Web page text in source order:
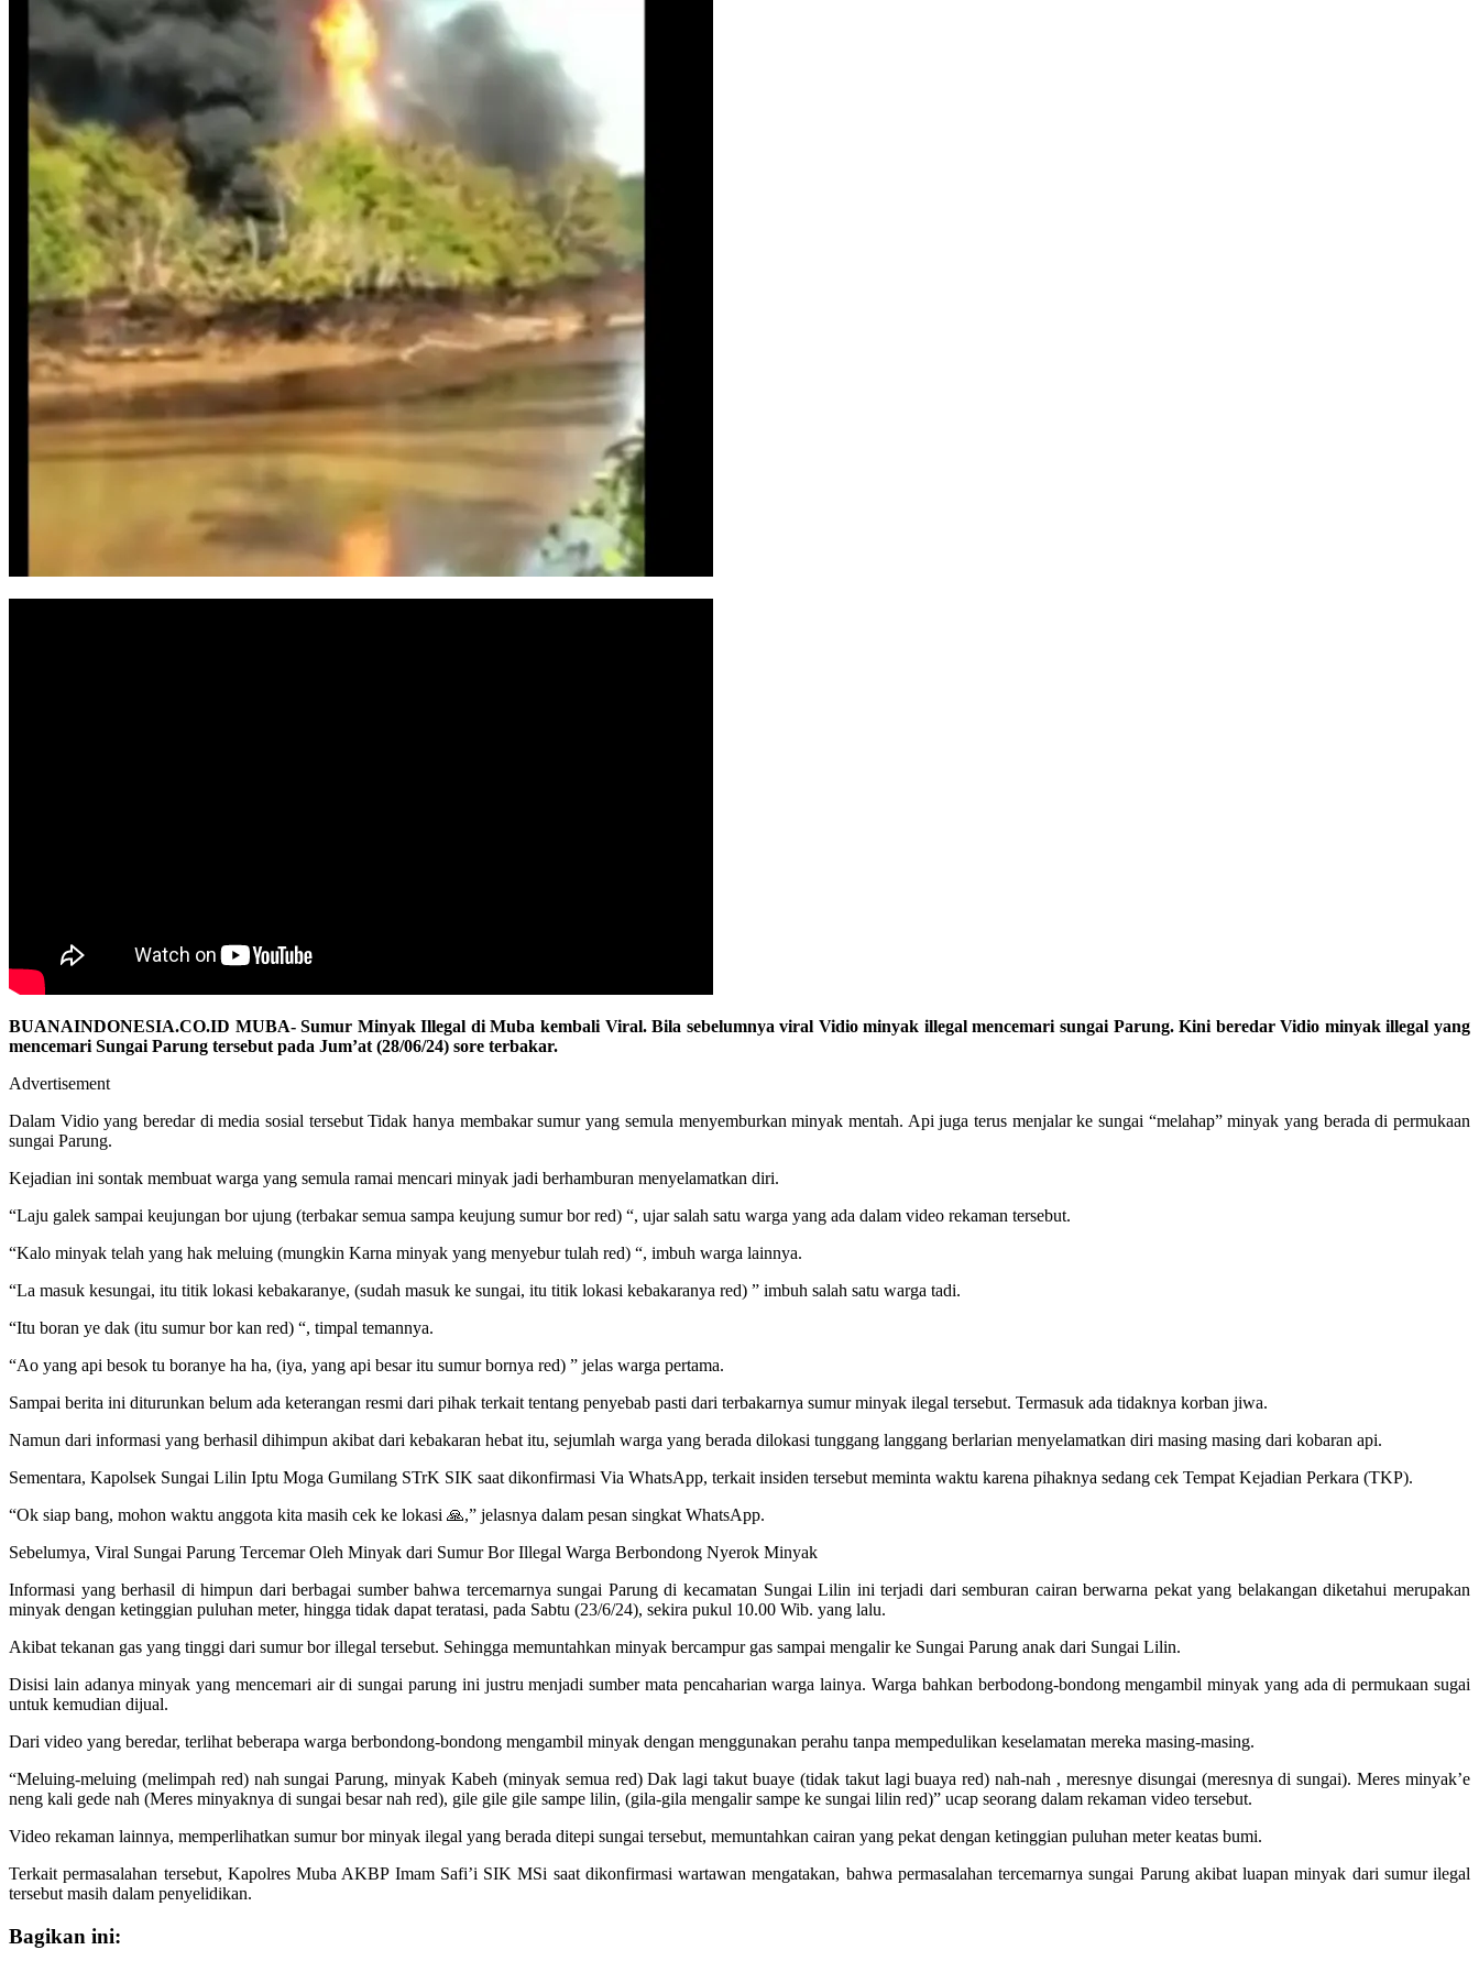
BUANAINDONESIA.CO.ID MUBA- Sumur Minyak Illegal di Muba kembali Viral. Bila sebelumnya viral Vidio minyak illegal mencemari sungai Parung. Kini beredar Vidio minyak illegal yang
mencemari Sungai Parung tersebut pada Jum’at (28/06/24) sore terbakar.
Advertisement
Dalam Vidio yang beredar di media sosial tersebut Tidak hanya membakar sumur yang semula menyemburkan minyak mentah. Api juga terus menjalar ke sungai “melahap” minyak yang berada di permukaan
sungai Parung.
Kejadian ini sontak membuat warga yang semula ramai mencari minyak jadi berhamburan menyelamatkan diri.
“Laju galek sampai keujungan bor ujung (terbakar semua sampa keujung sumur bor red) “, ujar salah satu warga yang ada dalam video rekaman tersebut.
“Kalo minyak telah yang hak meluing (mungkin Karna minyak yang menyebur tulah red) “, imbuh warga lainnya.
“La masuk kesungai, itu titik lokasi kebakaranye, (sudah masuk ke sungai, itu titik lokasi kebakaranya red) ” imbuh salah satu warga tadi.
“Itu boran ye dak (itu sumur bor kan red) “, timpal temannya.
“Ao yang api besok tu boranye ha ha, (iya, yang api besar itu sumur bornya red) ” jelas warga pertama.
Sampai berita ini diturunkan belum ada keterangan resmi dari pihak terkait tentang penyebab pasti dari terbakarnya sumur minyak ilegal tersebut. Termasuk ada tidaknya korban jiwa.
Namun dari informasi yang berhasil dihimpun akibat dari kebakaran hebat itu, sejumlah warga yang berada dilokasi tunggang langgang berlarian menyelamatkan diri masing masing dari kobaran api.
Sementara, Kapolsek Sungai Lilin Iptu Moga Gumilang STrK SIK saat dikonfirmasi Via WhatsApp, terkait insiden tersebut meminta waktu karena pihaknya sedang cek Tempat Kejadian Perkara (TKP).
“Ok siap bang, mohon waktu anggota kita masih cek ke lokasi 🙏,” jelasnya dalam pesan singkat WhatsApp.
Sebelumya, Viral Sungai Parung Tercemar Oleh Minyak dari Sumur Bor Illegal Warga Berbondong Nyerok Minyak
Informasi yang berhasil di himpun dari berbagai sumber bahwa tercemarnya sungai Parung di kecamatan Sungai Lilin ini terjadi dari semburan cairan berwarna pekat yang belakangan diketahui merupakan
minyak dengan ketinggian puluhan meter, hingga tidak dapat teratasi, pada Sabtu (23/6/24), sekira pukul 10.00 Wib. yang lalu.
Akibat tekanan gas yang tinggi dari sumur bor illegal tersebut. Sehingga memuntahkan minyak bercampur gas sampai mengalir ke Sungai Parung anak dari Sungai Lilin.
Disisi lain adanya minyak yang mencemari air di sungai parung ini justru menjadi sumber mata pencaharian warga lainya. Warga bahkan berbodong-bondong mengambil minyak yang ada di permukaan sugai
untuk kemudian dijual.
Dari video yang beredar, terlihat beberapa warga berbondong-bondong mengambil minyak dengan menggunakan perahu tanpa mempedulikan keselamatan mereka masing-masing.
“Meluing-meluing (melimpah red) nah sungai Parung, minyak Kabeh (minyak semua red) Dak lagi takut buaye (tidak takut lagi buaya red) nah-nah , meresnye disungai (meresnya di sungai). Meres minyak’e
neng kali gede nah (Meres minyaknya di sungai besar nah red), gile gile gile sampe lilin, (gila-gila mengalir sampe ke sungai lilin red)” ucap seorang dalam rekaman video tersebut.
Video rekaman lainnya, memperlihatkan sumur bor minyak ilegal yang berada ditepi sungai tersebut, memuntahkan cairan yang pekat dengan ketinggian puluhan meter keatas bumi.
Terkait permasalahan tersebut, Kapolres Muba AKBP Imam Safi’i SIK MSi saat dikonfirmasi wartawan mengatakan, bahwa permasalahan tercemarnya sungai Parung akibat luapan minyak dari sumur ilegal
tersebut masih dalam penyelidikan.
Bagikan ini: